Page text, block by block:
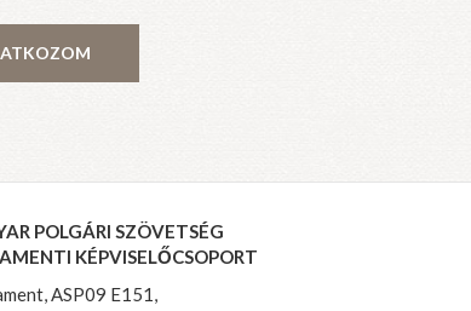
POLGÁRI SZÖVETSÉG
KÉPVISELŐCSOPORT
ASP09 E151,